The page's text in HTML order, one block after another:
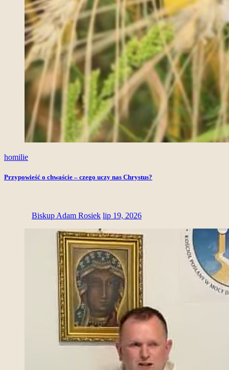
homilie
Przypowieść o chwaście – czego uczy nas Chrystus?
Biskup Adam Rosiek lip 19, 2026